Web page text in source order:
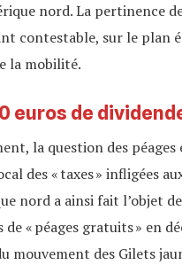
nord. La pertinence
contestable, sur le plan
la mobilité.
euros de
la question des péages
des « taxes » infligées
nord a ainsi fait l’objet
« péages gratuits » en
mouvement des Gilets